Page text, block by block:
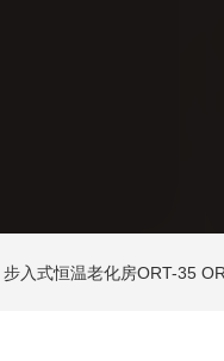
步入式恒温老化房ORT-35